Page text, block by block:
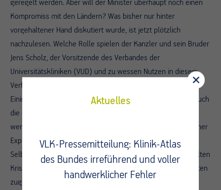
geregelt werden. Aber will der Minister überhaupt noch einen
Kompromiss mit den Ländern? Was bisher nur hinter
vorgehaltener Hand diskutiert wurde, ist jetzt plötzlich
nachzulesen. Welche Rolle spielen der Kanzler und sein Bruder
Jens Scholz, der Vorsitzende des Verbandes der
Universitätskliniken (VUD) und zu wessen Nutzen in diesem
Verfahren? Wie lange sehen die beiden noch zu, dass keine
Einigung zustande kommt? Dazu sollten alle Beteiligten – auch
die der Selbstverwaltung – endlich mit an den Tisch geholt
werden. „Das Festhalten an umstrittenen Empfehlungen seiner
Experten und das Ignorieren der Vorschläge der
Selbstverwaltung und der Länder ist die Ursache des verfehlten
Krisenmanagements des Ministers. Er muss auf alle Beteiligten
zugehen, sonst droht die ganze Reform zu scheitern,“ so
Aktuelles
VLK-Pressemitteilung: Klinik-Atlas
des Bundes irreführend und voller
handwerklicher Fehler